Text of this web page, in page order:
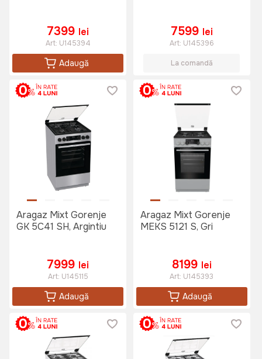
7399 lei
Art: U145394
Adaugă
7599 lei
Art: U145396
La comandă
Aragaz Mixt Gorenje
GK 5C41 SH, Argintiu
7999 lei
Art: U145115
Adaugă
Aragaz Mixt Gorenje
MEKS 5121 S, Gri
8199 lei
Art: U145393
Adaugă